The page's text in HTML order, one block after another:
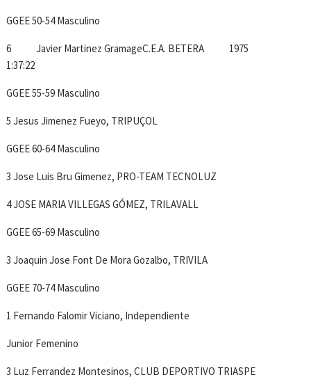
GGEE 50-54 Masculino
6 Javier Martinez GramageC.E.A. BETERA 1975
1:37:22
GGEE 55-59 Masculino
5 Jesus Jimenez Fueyo, TRIPUÇOL
GGEE 60-64 Masculino
3 Jose Luis Bru Gimenez, PRO-TEAM TECNOLUZ
4 JOSE MARIA VILLEGAS GÓMEZ, TRILAVALL
GGEE 65-69 Masculino
3 Joaquin Jose Font De Mora Gozalbo, TRIVILA
GGEE 70-74 Masculino
1 Fernando Falomir Viciano, Independiente
Junior Femenino
3 Luz Ferrandez Montesinos, CLUB DEPORTIVO TRIASPE